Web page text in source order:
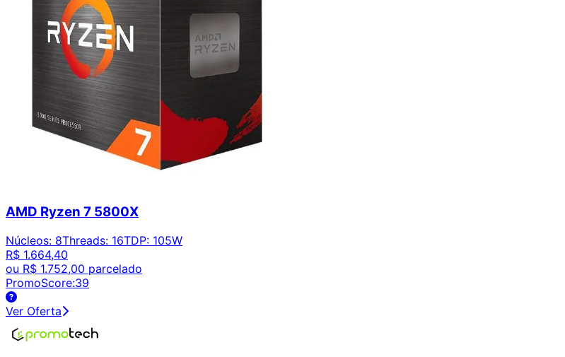
AMD Ryzen 7 5800X
Núcleos: 8Threads: 16TDP: 105W
R$ 1.664,40
ou R$ 1.752,00 parcelado
PromoScore:39
Ver Oferta